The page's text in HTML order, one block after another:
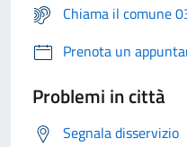
Chiama il comune
Prenota un
Problemi in città
Segnala disservizio